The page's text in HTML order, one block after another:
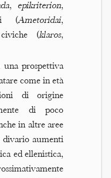
, epikriterion,
(Ametoridai,
(klaros,
una prospettiva
come in età
di origine
di poco
in altre aree
aumenti
ed ellenistica,